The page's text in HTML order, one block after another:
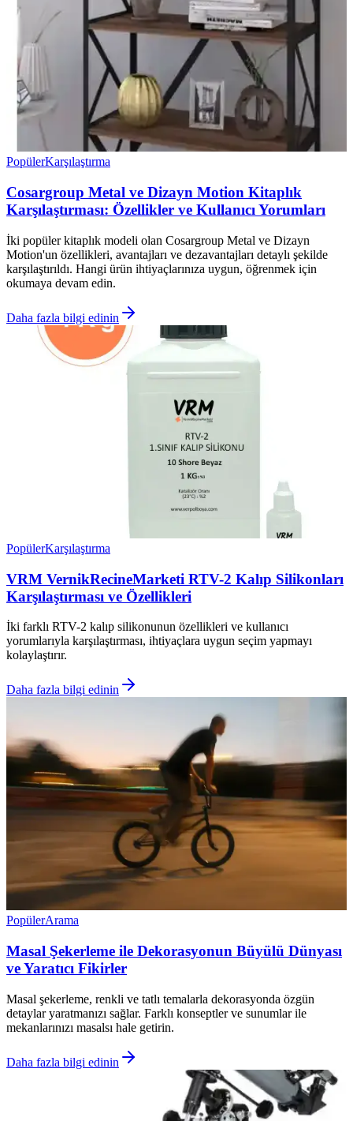
PopülerKarşılaştırma
Cosargroup Metal ve Dizayn Motion Kitaplık
Karşılaştırması: Özellikler ve Kullanıcı Yorumları
İki popüler kitaplık modeli olan Cosargroup Metal ve Dizayn
Motion'un özellikleri, avantajları ve dezavantajları detaylı şekilde
karşılaştırıldı. Hangi ürün ihtiyaçlarınıza uygun, öğrenmek için
okumaya devam edin.
Daha fazla bilgi edinin
PopülerKarşılaştırma
VRM VernikRecineMarketi RTV-2 Kalıp Silikonları
Karşılaştırması ve Özellikleri
İki farklı RTV-2 kalıp silikonunun özellikleri ve kullanıcı
yorumlarıyla karşılaştırması, ihtiyaçlara uygun seçim yapmayı
kolaylaştırır.
Daha fazla bilgi edinin
PopülerArama
Masal Şekerleme ile Dekorasyonun Büyülü Dünyası
ve Yaratıcı Fikirler
Masal şekerleme, renkli ve tatlı temalarla dekorasyonda özgün
detaylar yaratmanızı sağlar. Farklı konseptler ve sunumlar ile
mekanlarınızı masalsı hale getirin.
Daha fazla bilgi edinin